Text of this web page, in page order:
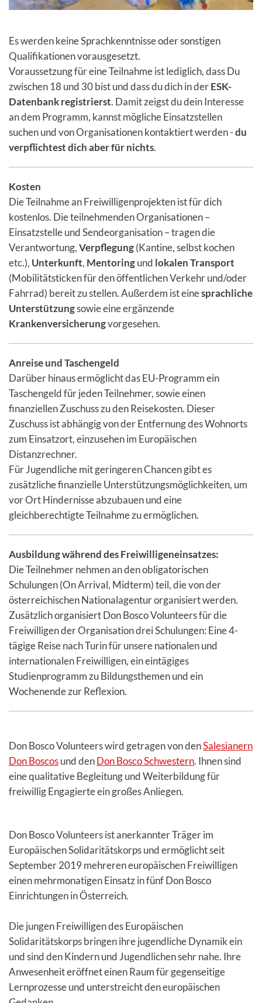
Es werden keine Sprachkenntnisse oder sonstigen
Qualifikationen vorausgesetzt.
Voraussetzung für eine Teilnahme ist lediglich, dass Du
zwischen 18 und 30 bist und dass du dich in der ESK-
Datenbank registrierst. Damit zeigst du dein Interesse
an dem Programm, kannst mögliche Einsatzstellen
suchen und von Organisationen kontaktiert werden - du
verpflichtest dich aber für nichts.
Kosten
Die Teilnahme an Freiwilligenprojekten ist für dich
kostenlos. Die teilnehmenden Organisationen –
Einsatzstelle und Sendeorganisation – tragen die
Verantwortung, Verpflegung (Kantine, selbst kochen
etc.), Unterkunft, Mentoring und lokalen Transport
(Mobilitätsticken für den öffentlichen Verkehr und/oder
Fahrrad) bereit zu stellen. Außerdem ist einesprachliche
Unterstützungsowie eine ergänzende
Krankenversicherungvorgesehen.
Anreise und Taschengeld
Darüber hinaus ermöglicht das EU-Programm ein
Taschengeld für jeden Teilnehmer, sowie einen
finanziellen Zuschuss zu den Reisekosten. Dieser
Zuschuss ist abhängig von der Entfernung des Wohnorts
zum Einsatzort, einzusehen im Europäischen
Distanzrechner.
Für Jugendliche mit geringeren Chancen gibt es
zusätzliche finanzielle Unterstützungsmöglichkeiten, um
vor Ort Hindernisse abzubauen und eine
gleichberechtigte Teilnahme zu ermöglichen.
Ausbildung während des Freiwilligeneinsatzes:
Die Teilnehmer nehmen an den obligatorischen
Schulungen (On Arrival, Midterm) teil, die von der
österreichischen Nationalagentur organisiert werden.
Zusätzlich organisiert Don Bosco Volunteers für die
Freiwilligen der Organisation drei Schulungen: Eine 4-
tägige Reise nach Turin für unsere nationalen und
internationalen Freiwilligen, ein eintägiges
Studienprogramm zu Bildungsthemen und ein
Wochenende zur Reflexion.
Don Bosco Volunteers wird getragen von denSalesianern
Don Boscos und den Don Bosco Schwestern. Ihnen sind
eine qualitative Begleitung und Weiterbildung für
freiwillig Engagierte ein großes Anliegen.
Don Bosco Volunteers ist anerkannter Träger im
Europäischen Solidaritätskorps und ermöglicht seit
September 2019 mehreren europäischen Freiwilligen
einen mehrmonatigen Einsatz in fünf Don Bosco
Einrichtungen in Österreich.
Die jungen Freiwilligen des Europäischen
Solidaritätskorps bringen ihre jugendliche Dynamik ein
und sind den Kindern und Jugendlichen sehr nahe. Ihre
Anwesenheit eröffnet einen Raum für gegenseitige
Lernprozesse und unterstreicht den europäischen